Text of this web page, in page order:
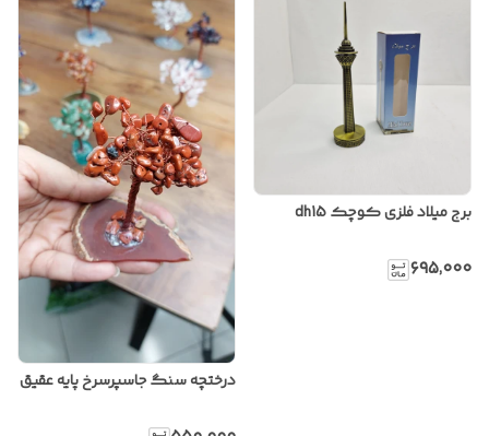
برج میلاد فلزی کوچک dh15
۶۹۵٬۰۰۰
درختچه سنگ جاسپرسرخ پایه عقیق